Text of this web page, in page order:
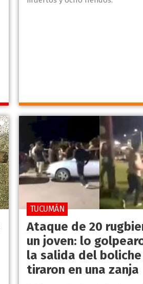
Ataque de 20
un joven: lo
la salida del
tiraron en una zanja
TUCUMÁN